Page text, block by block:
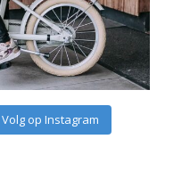
Volg op Instagram